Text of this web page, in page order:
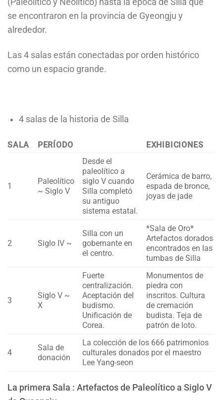
se encontraron en la provincia de Gyeongju y
alrededor.
Las 4 salas están conectadas por orden histórico
como un espacio grande.
4 salas de la historia de Silla
SALA PERÍODO EXHIBICIONES
1
Paleolítico
~ Siglo V
Desde el
paleolítico a
siglo V cuando
Silla completó
su antiguo
sistema estatal.
Cerámica de barro,
espada de bronce,
joyas de jade
2 Siglo IV ~
Silla con un
gobernante en
el centro.
*Sala de Oro*
Artefactos dorados
encontrados en las
tumbas de Silla
3
Siglo V ~
X
Fuerte
centralización.
Aceptación del
budismo.
Unificación de
Corea.
Monumentos de
piedra con
inscritos. Cultura
de cremación
budista. Teja de
patrón de loto.
4
Sala de
donación
La colección de los 666 patrimonios
culturales donados por el maestro
Lee Yang-seon
La primera Sala : Artefactos de Paleolítico a Siglo V